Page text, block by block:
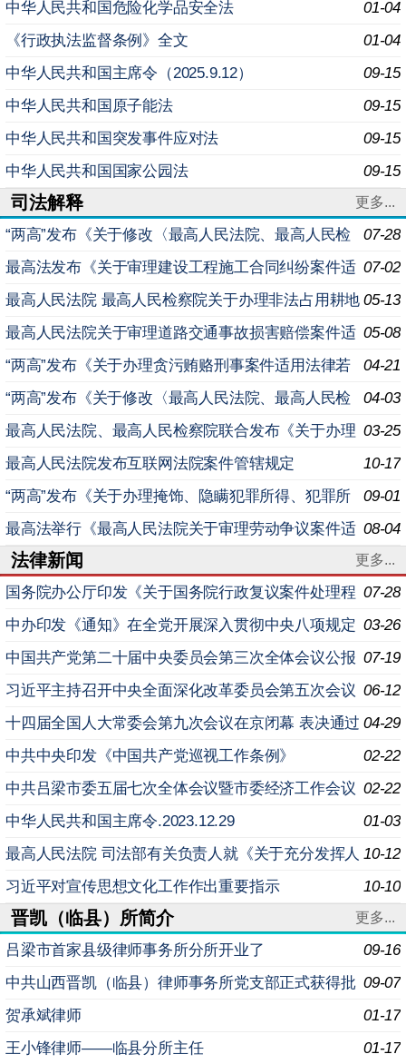
01-04
中华人民共和国危险化学品安全法
01-04
《行政执法监督条例》全文
09-15
中华人民共和国主席令（2025.9.12）
09-15
中华人民共和国原子能法
09-15
中华人民共和国突发事件应对法
09-15
中华人民共和国国家公园法
司法解释 更多...
07-28
“两高”发布《关于修改〈最高人民法院、最高人民检
察院关于办理内幕交易、泄露内幕信息刑事案件具体应用
法
07-02
最高法发布《关于审理建设工程施工合同纠纷案件适
用法律问题的解释（二）》
05-13
最高人民法院 最高人民检察院关于办理非法占用耕地
案件适用法律若干问题的规定
05-08
最高人民法院关于审理道路交通事故损害赔偿案件适
用法律若干问题的解释（二）
04-21
“两高”发布《关于办理贪污贿赂刑事案件适用法律若
干问题的解释（二）》
04-03
“两高”发布《关于修改〈最高人民法院、最高人民检
察院关于办理环境污染刑事案件适用法律若干问题的解
释〉
03-25
最高人民法院、最高人民检察院联合发布《关于办理
民事支持起诉案件若干问题的指导意见》
10-17
最高人民法院发布互联网法院案件管辖规定
09-01
“两高”发布《关于办理掩饰、隐瞒犯罪所得、犯罪所
得收益刑事案件适用法律若干问题的解释》（全文） 08-04
最高法举行《最高人民法院关于审理劳动争议案件适
用法律问题的解释（二）》新闻发布会 就业是民生之本、
发
法律新闻 更多...
07-28
国务院办公厅印发《关于国务院行政复议案件处理程
序的若干规定》的通知
03-26
中办印发《通知》在全党开展深入贯彻中央八项规定
精神学习教育
07-19
中国共产党第二十届中央委员会第三次全体会议公报
06-12
习近平主持召开中央全面深化改革委员会第五次会议
04-29
十四届全国人大常委会第九次会议在京闭幕 表决通过
学位法、关税法等 习近平签署主席令予以公布
02-22
中共中央印发《中国共产党巡视工作条例》
02-22
中共吕梁市委五届七次全体会议暨市委经济工作会议
召开 会议由市委常委会主持 孙大军讲话
01-03
中华人民共和国主席令.2023.12.29
10-12
最高人民法院 司法部有关负责人就《关于充分发挥人
民调解基础性作用 推进诉源治理的意见》答记者问
10-10
习近平对宣传思想文化工作作出重要指示
晋凯（临县）所简介 更多...
09-16
吕梁市首家县级律师事务所分所开业了
09-07
中共山西晋凯（临县）律师事务所党支部正式获得批
复
01-17
贺承斌律师
01-17
王小锋律师——临县分所主任